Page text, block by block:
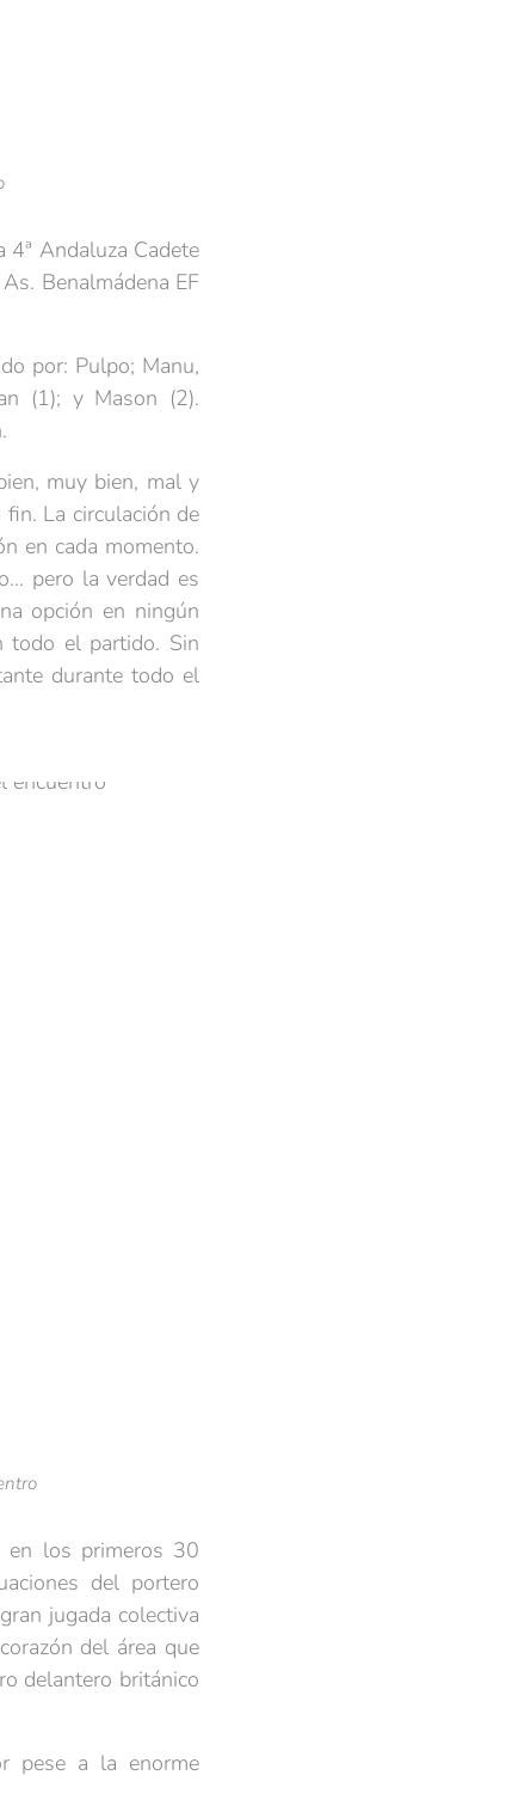
Andaluza Cadete
Benalmádena EF
por: Pulpo; Manu,
(1); y Mason (2).
muy bien, mal y
La circulación de
en cada momento.
pero la verdad es
opción en ningún
todo el partido. Sin
durante todo el
en los primeros 30
del portero
jugada colectiva
del área que
delantero británico
pese a la enorme